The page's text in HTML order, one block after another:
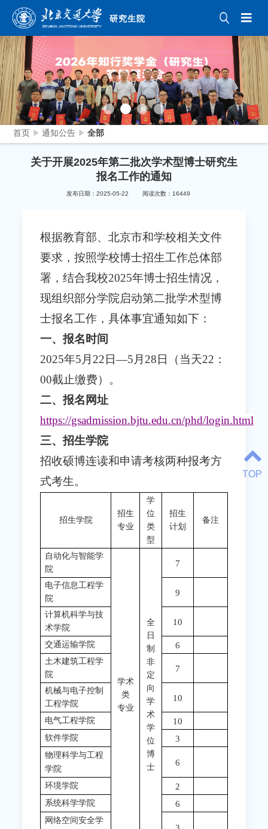
研究生院
首页 通知公告 全部
关于开展2025年第二批次学术型博士研究生
报名工作的通知
发布日期：2025-05-22 阅读次数： 16449
根据教育部、北京市和学校相关文件
要求，按照学校博士招生工作总体部
署，结合我校2025年博士招生情况，
现组织部分学院启动第二批学术型博
士报名工作，具体事宜通知如下：
一、报名时间
2025年5月22日—5月28日（当天22：
00截止缴费）
。
二、报名网址
https://gsadmission.bjtu.edu.cn/phd/login.html
三、招生学院
招收硕博连读和申请考核两种报考方
式考生。
招生学院
招生
专业
学
位
类
型
招生
计划
备注
自动化与智能学
院
学术
类
专业
全
日
制
非
定
向
学
术
学
位
博
士
7
电子信息工程学
院
9
计算机科学与技
术学院
10
交通运输学院 6
土木建筑工程学
院
7
机械与电子控制
工程学院
10
电气工程学院 10
软件学院 3
物理科学与工程
学院
6
环境学院 2
系统科学学院 6
网络空间安全学
TOP